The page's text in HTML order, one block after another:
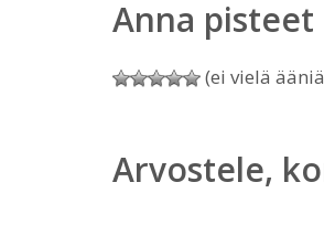
Anna pisteet
(ei vielä
Arvostele,